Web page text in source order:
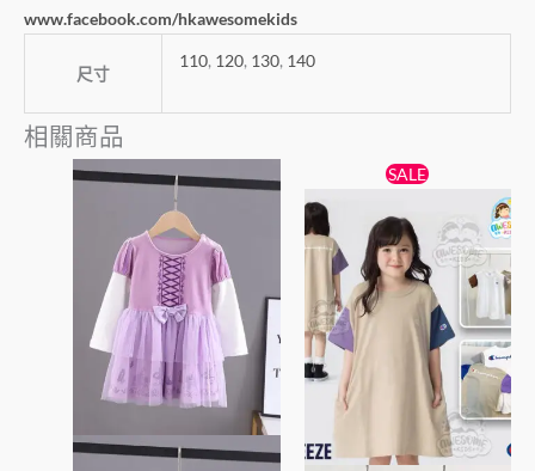
www.facebook.com/hkawesomekids
尺寸
110, 120, 130, 140
相關商品
種
款
式。
可
在
SALE
格：
$89。
目
前
格：
$79。
產
品
有
多
種
款
式。
可
在